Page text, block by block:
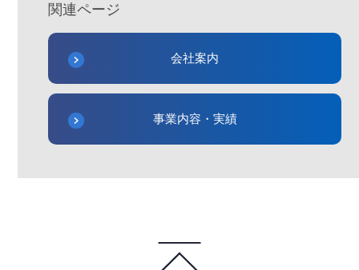
関連ページ
会社案内
事業内容・実績